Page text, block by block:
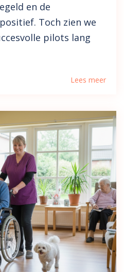
en de
Toch zien we
pilots lang
Lees meer